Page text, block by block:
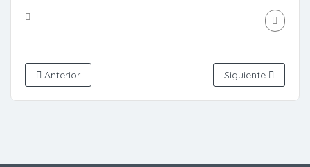
Anterior Siguiente